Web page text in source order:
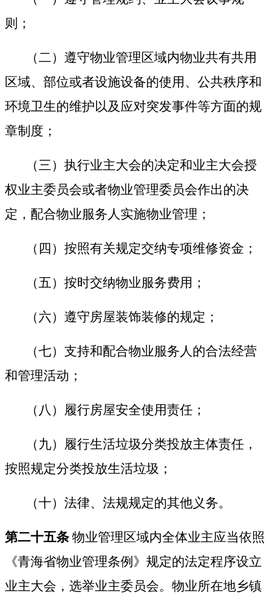
则；
（二）遵守物业管理区域内物业共有共用
区域、部位或者设施设备的使用、公共秩序和
环境卫生的维护以及应对突发事件等方面的规
章制度；
（三）执行业主大会的决定和业主大会授
权业主委员会或者物业管理委员会作出的决
定，配合物业服务人实施物业管理；
（四）按照有关规定交纳专项维修资金；
（五）按时交纳物业服务费用；
（六）遵守房屋装饰装修的规定；
（七）支持和配合物业服务人的合法经营
和管理活动；
（八）履行房屋安全使用责任；
（九）履行生活垃圾分类投放主体责任，
按照规定分类投放生活垃圾；
（十）法律、法规规定的其他义务。
第二十五条 物业管理区域内全体业主应当依照
《青海省物业管理条例》规定的法定程序设立
业主大会，选举业主委员会。物业所在地乡镇